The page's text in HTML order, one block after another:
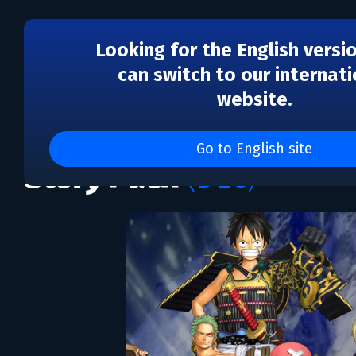
Looking for the English
can switch to our
website.
Go to English site
One Piece: Pirate
Story Pack(DLC)
DLC